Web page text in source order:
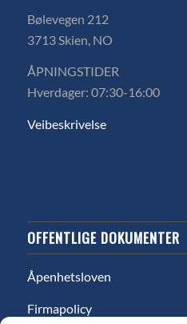
Bølevegen 212
3713 Skien, NO
ÅPNINGSTIDER
Hverdager: 07:30-16:00
Veibeskrivelse
OFFENTLIGE DOKUMENTER
Åpenhetsloven
Firmapolicy